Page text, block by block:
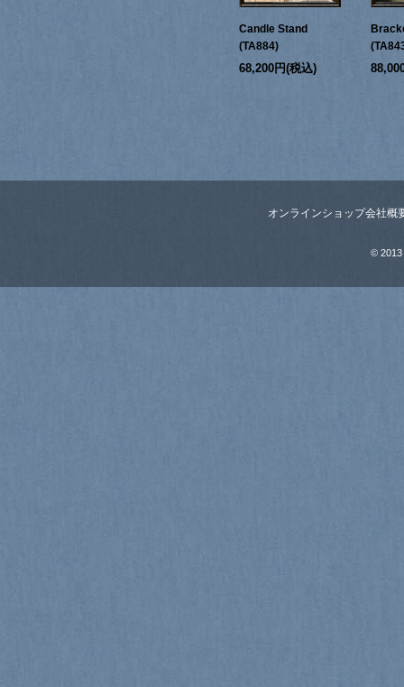
Candle Stand
(TA884)
68,200円(税込)
オンラインショップ会社概
© 2013